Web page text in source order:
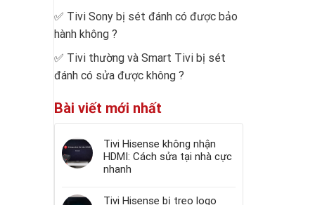
✅ Tivi Sony bị sét đánh có được bảo
hành không ?
✅ Tivi thường và Smart Tivi bị sét
đánh có sửa được không ?
Bài viết mới nhất
Tivi Hisense không nhận
HDMI: Cách sửa tại nhà cực
nhanh
Tivi Hisense bị treo logo